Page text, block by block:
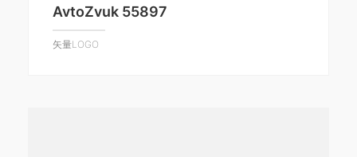
AvtoZvuk 55897
矢量LOGO